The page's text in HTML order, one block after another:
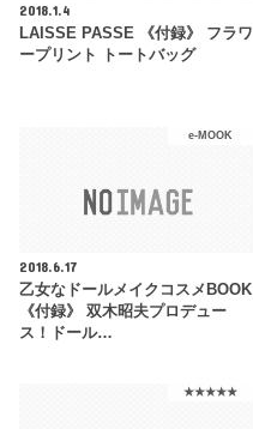
2018.1.4
LAISSE PASSE 《付録》 フラワ
ープリント トートバッグ
e-MOOK
2018.6.17
乙女なドールメイクコスメBOOK
《付録》 双木昭夫プロデュー
ス！ドール…
★★★★★